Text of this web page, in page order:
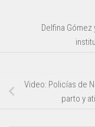
Delfina
Video: Policías de
parto y